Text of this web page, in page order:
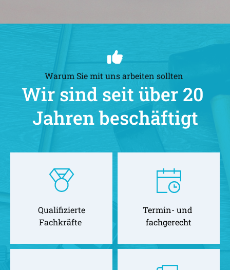
Warum Sie mit uns arbeiten sollten
Wir sind seit über 20
Jahren beschäftigt
Qualifizierte
Fachkräfte
Termin- und
fachgerecht